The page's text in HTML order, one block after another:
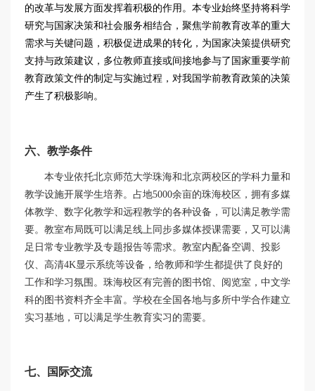
的改革与发展方面发挥着积极的作用。本专业始终坚持将科学
研究与国家决策和社会服务相结合，聚焦学前教育改革的重大
需求与关键问题，积极促进成果的转化，为国家决策提供研究
支持与政策建议，多位教师直接或间接地参与了国家重要学前
教育政策文件的制定与实施过程，对我国学前教育政策的决策
产生了积极影响。
六、教学条件
本专业依托北京师范大学珠海和北京两校区的学科力量和
教学设施开展学生培养。占地5000余亩的珠海校区，拥有多媒
体教学、数字化教学和远程教学的各种设备，可以满足教学需
要。教室布局既可以满足线上同步多媒体授课需要，又可以满
足日常专业教学及专题报告等需求。教室内配备空调、投影
仪、高清4K显示系统等设备，给教师和学生都提供了良好的
工作和学习氛围。珠海校区有完善的图书馆、阅览室，中文学
科的图书资料齐全丰富。学校在全国各地与多所中学合作建立
实习基地，可以满足学生教育实习的需要。
七、国际交流